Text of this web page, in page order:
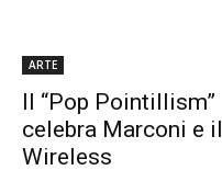
ARTE
ll “Pop Pointillism”
celebra Marconi e il
Wireless